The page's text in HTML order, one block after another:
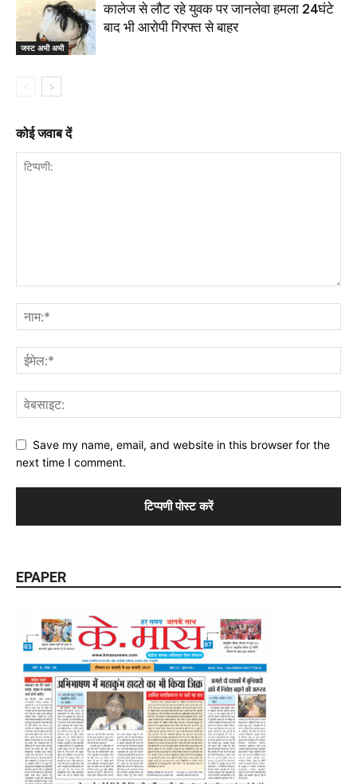
जस्ट अभी अभी
कालेज से लौट रहे युवक पर जानलेवा हमला 24घंटे
बाद भी आरोपी गिरफ्त से बाहर
कोई जवाब दें
Save my name, email, and website in this browser for the
next time I comment.
EPAPER